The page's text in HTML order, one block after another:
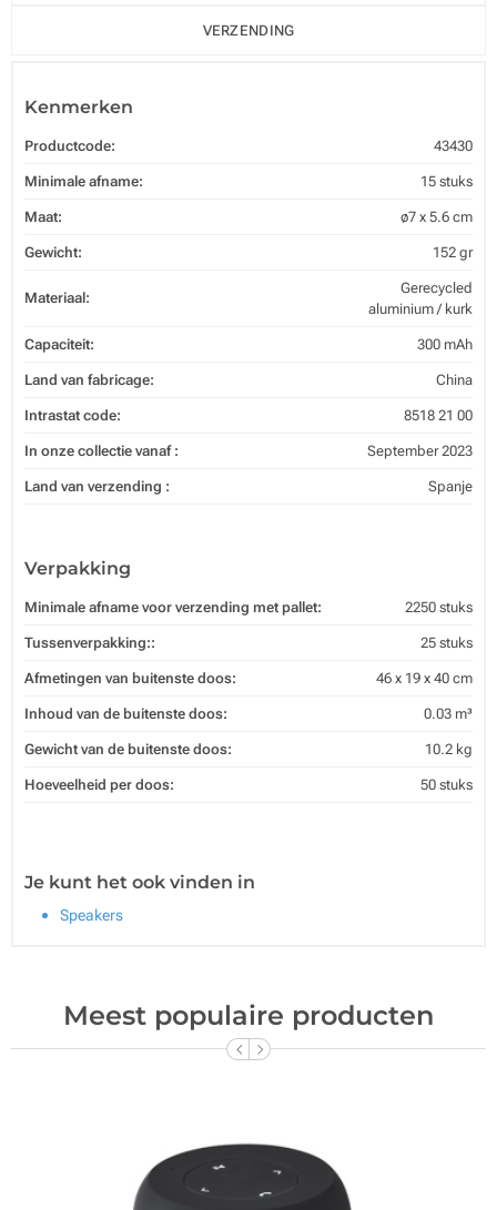
VERZENDING
Kenmerken
Productcode: 43430
Minimale afname: 15 stuks
Maat: ø7 x 5.6 cm
Gewicht: 152 gr
Materiaal:
Gerecycled
aluminium / kurk
Capaciteit: 300 mAh
Land van fabricage: China
Intrastat code: 8518 21 00
In onze collectie vanaf : September 2023
Land van verzending : Spanje
Verpakking
Minimale afname voor verzending met pallet: 2250 stuks
Tussenverpakking:: 25 stuks
Afmetingen van buitenste doos: 46 x 19 x 40 cm
Inhoud van de buitenste doos: 0.03 m³
Gewicht van de buitenste doos: 10.2 kg
Hoeveelheid per doos: 50 stuks
Je kunt het ook vinden in
Speakers
Meest populaire producten